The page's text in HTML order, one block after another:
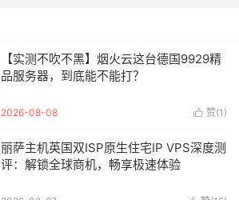
【实测不吹不黑】烟火云这台德国9929精
品服务器，到底能不能打？
 赞(1 )
2026-08-08
丽萨主机英国双ISP原生住宅IP VPS深度测
评：解锁全球商机，畅享极速体验